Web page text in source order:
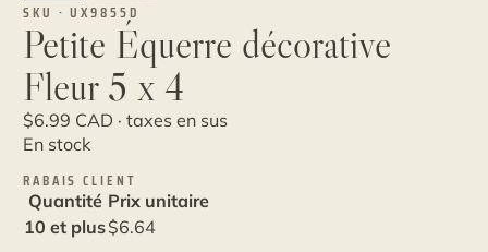
SKU · UX9855D
Petite Équerre décorative
Fleur 5 x 4
$6.99 CAD · taxes en sus
En stock
RABAIS CLIENT
Quantité Prix unitaire
10 et plus$6.64